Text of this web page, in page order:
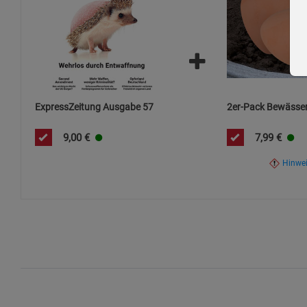
ExpressZeitung Ausgabe 57
9,00 €
2er-Pack
7,99 €